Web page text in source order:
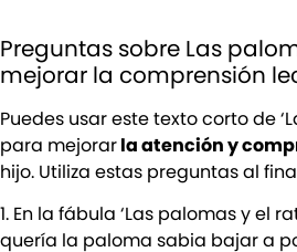
Preguntas sobre Las
mejorar la comprensión
Puedes usar este texto corto de
para mejorarla atención y
hijo. Utiliza estas preguntas al
1. En la fábula ‘Las palomas y el
quería la paloma sabia bajar a